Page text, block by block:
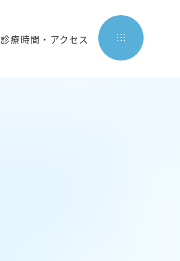
診療時間・アクセス